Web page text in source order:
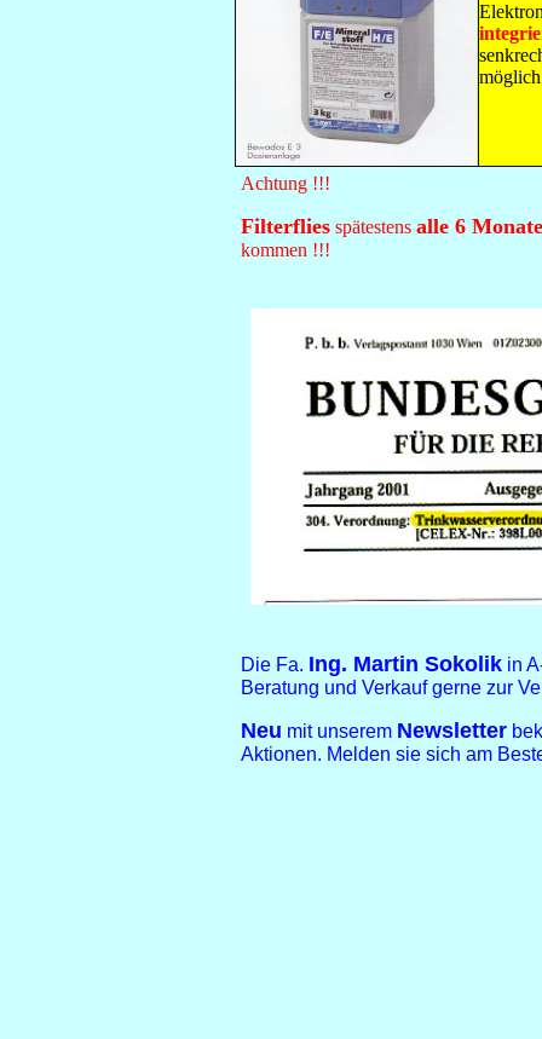
Achtung !!!
Filterflies spätestens alle 6
kommen !!!
Die Fa. Ing. Martin Sokolik in
Beratung und Verkauf gerne zur
Neu mit unserem Newsletter
Aktionen. Melden sie sich am